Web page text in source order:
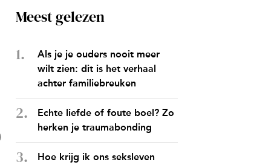
Meest gelezen
Als je je ouders nooit meer
wilt zien: dit is het verhaal
achter familiebreuken
Echte liefde of foute boel? Zo
herken je traumabonding
Hoe krijg ik ons seksleven